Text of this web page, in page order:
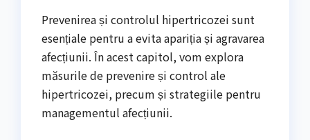
Prevenirea și controlul hipertricozei sunt
esențiale pentru a evita apariția și agravarea
afecțiunii. În acest capitol, vom explora
măsurile de prevenire și control ale
hipertricozei, precum și strategiile pentru
managementul afecțiunii.